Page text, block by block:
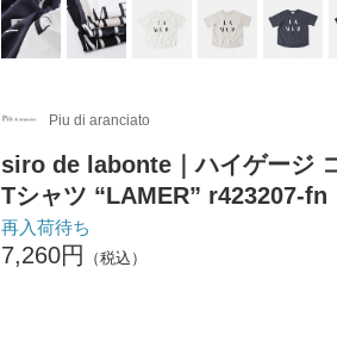
Piu di aranciato
siro de labonte｜ハイゲージ
Tシャツ “LAMER” r423207-fn
再入荷待ち
7,260円